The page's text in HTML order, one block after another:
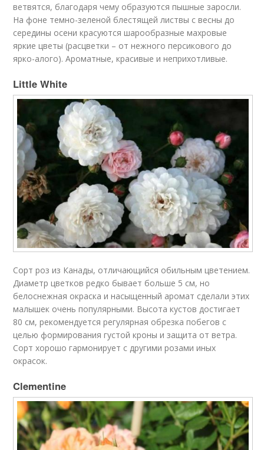
ветвятся, благодаря чему образуются пышные заросли.
На фоне темно-зеленой блестящей листвы с весны до
середины осени красуются шарообразные махровые
яркие цветы (расцветки – от нежного персикового до
ярко-алого). Ароматные, красивые и неприхотливые.
Little White
Сорт роз из Канады, отличающийся обильным цветением.
Диаметр цветков редко бывает больше 5 см, но
белоснежная окраска и насыщенный аромат сделали этих
малышек очень популярными. Высота кустов достигает
80 см, рекомендуется регулярная обрезка побегов с
целью формирования густой кроны и защита от ветра.
Сорт хорошо гармонирует с другими розами иных
окрасок.
Clementine